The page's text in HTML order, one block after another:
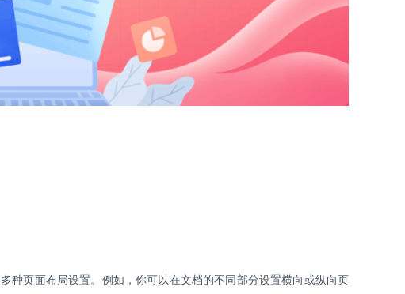
种页面布局设置。例如，你可以在文档的不同部分设置横向或纵向页